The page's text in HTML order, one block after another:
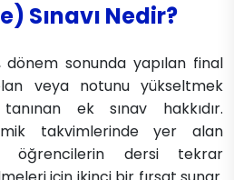
Sınavı Nedir?
dönem sonunda yapılan final
veya notunu yükseltmek
ek sınav hakkıdır.
takvimlerinde yer alan
öğrencilerin dersi tekrar